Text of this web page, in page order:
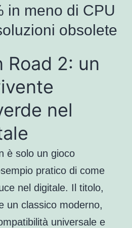
in meno di CPU
obsolete
Road 2: un
nel
è solo un gioco
pratico di come
nel digitale. Il titolo,
un classico moderno,
universale e